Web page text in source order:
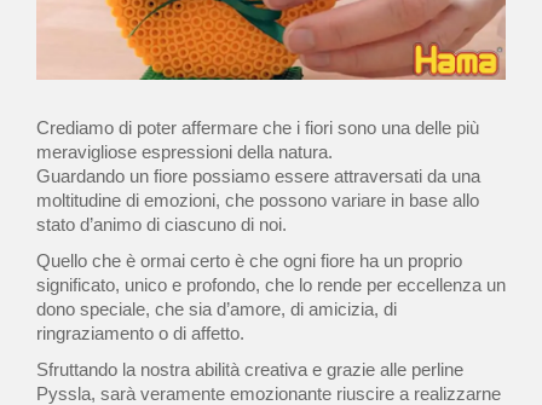
Crediamo di poter affermare che i fiori sono una delle più
meravigliose espressioni della natura.
Guardando un fiore possiamo essere attraversati da una
moltitudine di emozioni, che possono variare in base allo
stato d’animo di ciascuno di noi.
Quello che è ormai certo è che ogni fiore ha un proprio
significato, unico e profondo, che lo rende per eccellenza un
dono speciale, che sia d’amore, di amicizia, di
ringraziamento o di affetto.
Sfruttando la nostra abilità creativa e grazie alle perline
Pyssla, sarà veramente emozionante riuscire a realizzarne